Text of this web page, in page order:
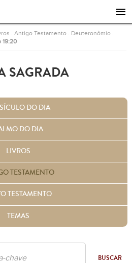
.Antigo Testamento Deuteronômio
19:20
SAGRADA
DO DIA
DO DIA
LIVROS
TESTAMENTO
TESTAMENTO
TEMAS
BUSCAR